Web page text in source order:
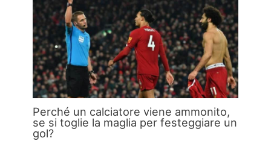
Perché un calciatore viene ammonito,
se si toglie la maglia per festeggiare un
gol?